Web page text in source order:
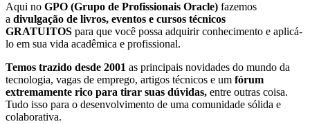
Aqui no GPO (Grupo de Profissionais Oracle) fazemos
a divulgação de livros, eventos e cursos técnicos
GRATUITOS para que você possa adquirir conhecimento e aplicá-
lo em sua vida acadêmica e profissional.
Temos trazido desde 2001 as principais novidades do mundo da
tecnologia, vagas de emprego, artigos técnicos e um fórum
extremamente rico para tirar suas dúvidas, entre outras coisa.
Tudo isso para o desenvolvimento de uma comunidade sólida e
colaborativa.